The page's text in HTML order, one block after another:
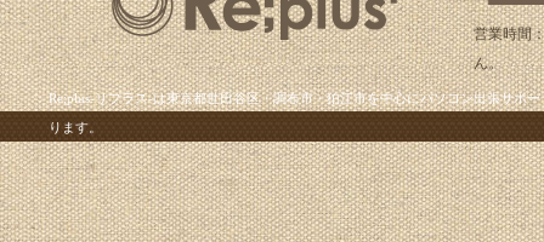
営業時間
ん。
Re;plus-リプラス-は東京都世田谷区・調布市・狛江市を中心にパソコン出張サポ
ります。